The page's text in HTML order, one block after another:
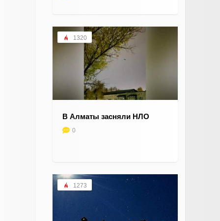
1320
В Алматы засняли НЛО
0
1273